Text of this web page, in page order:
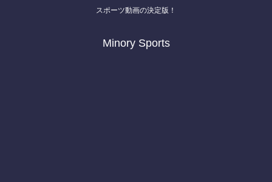
スポーツ動画の決定版！
Minory Sports